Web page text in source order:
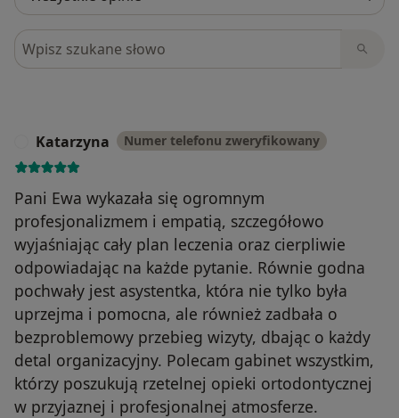
Szukaj w opiniach
Katarzyna Numer telefonu zweryfikowany
Pani Ewa wykazała się ogromnym
profesjonalizmem i empatią, szczegółowo
wyjaśniając cały plan leczenia oraz cierpliwie
odpowiadając na każde pytanie. Równie godna
pochwały jest asystentka, która nie tylko była
uprzejma i pomocna, ale również zadbała o
bezproblemowy przebieg wizyty, dbając o każdy
detal organizacyjny. Polecam gabinet wszystkim,
którzy poszukują rzetelnej opieki ortodontycznej
w przyjaznej i profesjonalnej atmosferze.